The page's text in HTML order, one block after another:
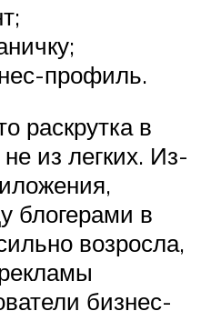
профиль.
раскрутка в
из легких. Из-
блогерами в
возросла,
бизнес-